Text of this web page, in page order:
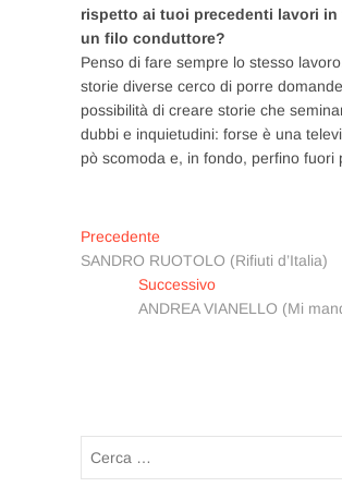
rispetto ai tuoi precedenti lavori in
un filo conduttore?
Penso di fare sempre lo stesso
storie diverse cerco di porre
possibilità di creare storie che
dubbi e inquietudini: forse è una
pò scomoda e, in fondo, perfino fuori
Navigazione
articoli
Precedente
precedente:
SANDRO RUOTOLO (Rifiuti d’Italia)
SuccessivoArticolo
successivo:
ANDREA VIANELLO (Mi